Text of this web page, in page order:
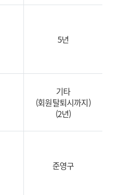
5년
기타
(회원탈퇴시까지)
(2년)
준영구